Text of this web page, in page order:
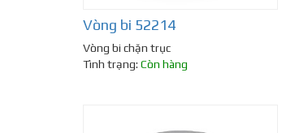
Vòng bi 52214
Vòng bi chặn trục
Tình trạng: Còn hàng